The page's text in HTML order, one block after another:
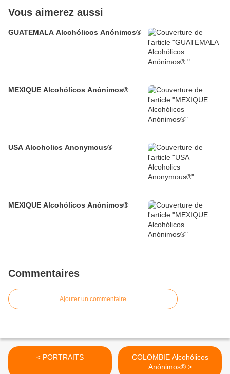
Vous aimerez aussi
GUATEMALA Alcohólicos Anónimos®
MEXIQUE Alcohólicos Anónimos®
USA Alcoholics Anonymous®
MEXIQUE Alcohólicos Anónimos®
Commentaires
Ajouter un commentaire
< PORTRAITS
COLOMBIE Alcohólicos
Anónimos® >